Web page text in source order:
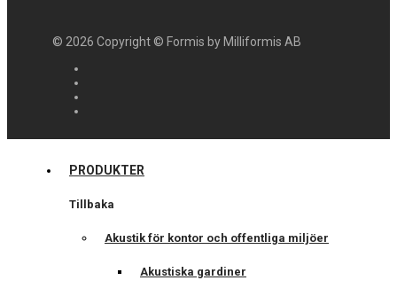
© 2026 Copyright © Formis by Milliformis AB
PRODUKTER
Tillbaka
Akustik för kontor och offentliga miljöer
Akustiska gardiner